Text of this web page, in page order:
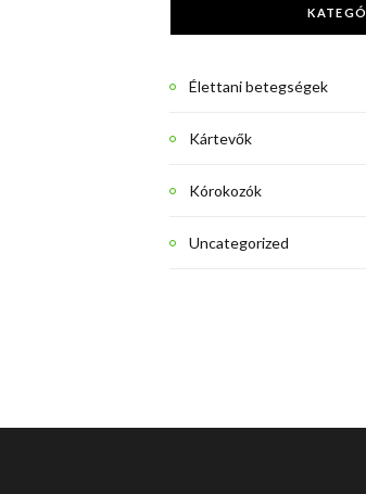
Élettani betegségek
Kártevők
Kórokozók
Uncategorized